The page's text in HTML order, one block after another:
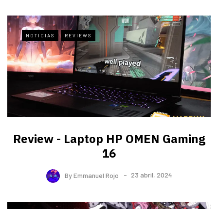
NOTICIAS REVIEWS
Review - Laptop HP OMEN Gaming
16
ByEmmanuel Rojo 23 abril, 2024